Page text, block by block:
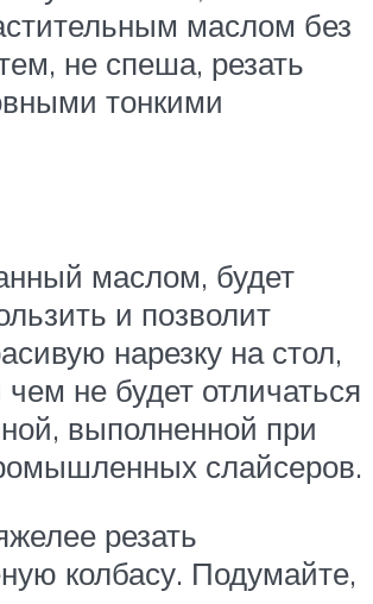
маслом без
не спеша, резать
тонкими
маслом, будет
и позволит
нарезку на стол,
чем не будет отличаться
выполненной при
слайсеров.
резать
колбасу. Подумайте,